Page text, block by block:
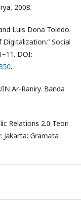
2008.
Luis Dona Toledo.
Social
DOI:
.
Ar-Raniry. Banda
Relations 2.0 Teori
Jakarta: Gramata